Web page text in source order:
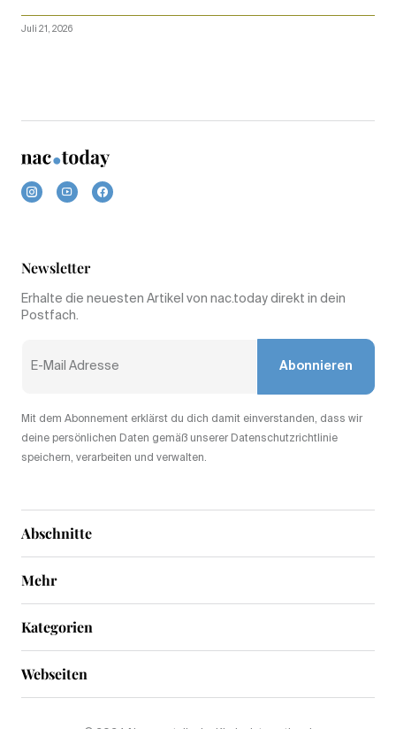
Juli 21, 2026
Abschnitte
Mehr
Newsletter
Erhalte die neuesten Artikel von nac.today direkt in dein
Postfach.
Abonnieren
Mit dem Abonnement erklärst du dich damit einverstanden, dass wir
deine persönlichen Daten gemäß unserer Datenschutzrichtlinie
speichern, verarbeiten und verwalten.
Kategorien
Webseiten